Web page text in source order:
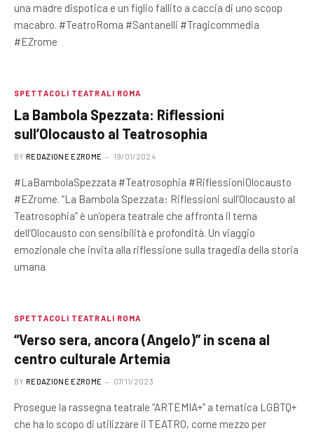
una madre dispotica e un figlio fallito a caccia di uno scoop
macabro. #TeatroRoma #Santanelli #Tragicommedia
#EZrome
SPETTACOLI TEATRALI ROMA
La Bambola Spezzata: Riflessioni
sull’Olocausto al Teatrosophia
BY REDAZIONE EZROME 19/01/2024
#LaBambolaSpezzata #Teatrosophia #RiflessioniOlocausto
#EZrome. “La Bambola Spezzata: Riflessioni sull’Olocausto al
Teatrosophia” è un’opera teatrale che affronta il tema
dell’Olocausto con sensibilità e profondità. Un viaggio
emozionale che invita alla riflessione sulla tragedia della storia
umana.
SPETTACOLI TEATRALI ROMA
“Verso sera, ancora (Angelo)” in scena al
centro culturale Artemia
BY REDAZIONE EZROME 07/11/2023
Prosegue la rassegna teatrale “ARTEMIA+” a tematica LGBTQ+
che ha lo scopo di utilizzare il TEATRO, come mezzo per